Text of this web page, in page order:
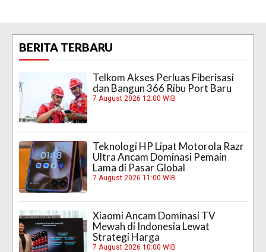
BERITA TERBARU
Telkom Akses Perluas Fiberisasi
dan Bangun 366 Ribu Port Baru
7 August 2026 12:00 WIB
Teknologi HP Lipat Motorola Razr
Ultra Ancam Dominasi Pemain
Lama di Pasar Global
7 August 2026 11:00 WIB
Xiaomi Ancam Dominasi TV
Mewah di Indonesia Lewat
Strategi Harga
7 August 2026 10:00 WIB